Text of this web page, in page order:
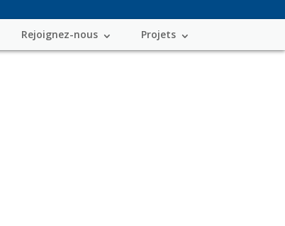
Rejoignez-nous Projets